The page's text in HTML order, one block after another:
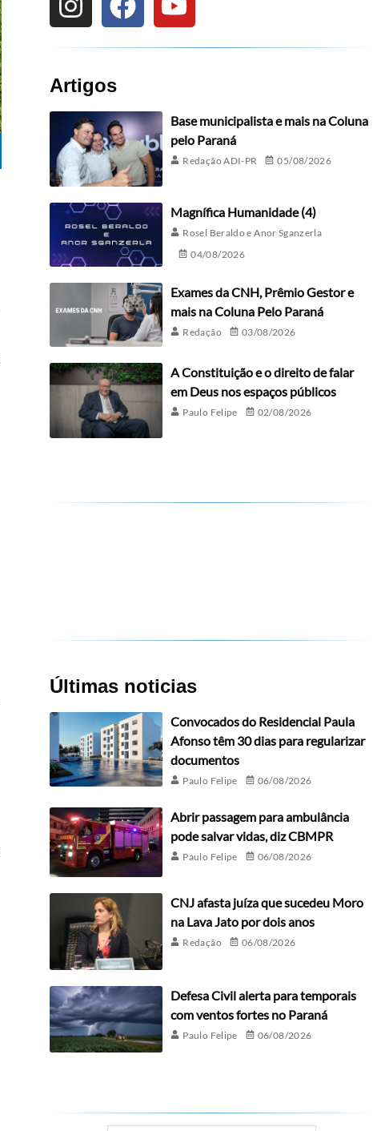
Artigos
Base municipalista e mais na Coluna
pelo Paraná
Redação ADI-PR 05/08/2026
Magnífica Humanidade (4)
Rosel Beraldo e Anor Sganzerla
04/08/2026
Exames da CNH, Prêmio Gestor e
mais na Coluna Pelo Paraná
Redação 03/08/2026
A Constituição e o direito de falar
em Deus nos espaços públicos
Paulo Felipe 02/08/2026
Últimas noticias
Convocados do Residencial Paula
Afonso têm 30 dias para regularizar
documentos
Paulo Felipe 06/08/2026
Abrir passagem para ambulância
pode salvar vidas, diz CBMPR
Paulo Felipe 06/08/2026
CNJ afasta juíza que sucedeu Moro
na Lava Jato por dois anos
Redação 06/08/2026
Defesa Civil alerta para temporais
com ventos fortes no Paraná
Paulo Felipe 06/08/2026